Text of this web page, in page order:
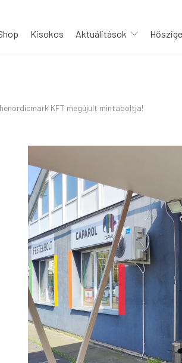
Kisokos Aktuálitások
KFT megújult mintaboltja!